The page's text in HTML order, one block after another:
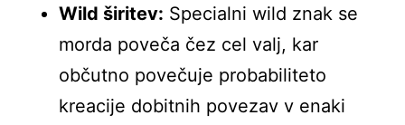
Wild širitev: Specialni wild znak se
morda poveča čez cel valj, kar
občutno povečuje probabiliteto
kreacije dobitnih povezav v enaki